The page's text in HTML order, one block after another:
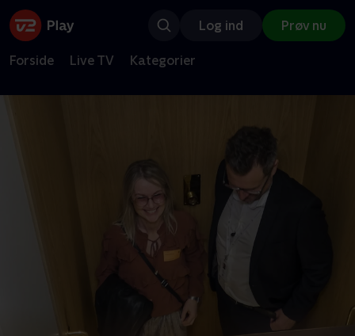
Log ind Prøv nu
Forside Live TV Kategorier